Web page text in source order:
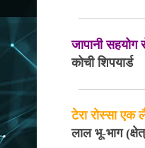
जापानी
कोची शिपयार्ड
टेरा रोस्सा एक
लाल भू-भाग